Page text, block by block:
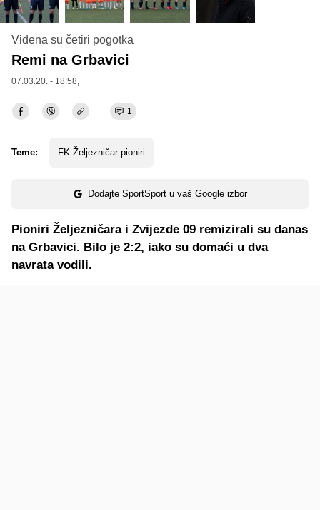
Viđena su četiri pogotka
Remi na Grbavici
07.03.20. - 18:58,
1
Teme: FK Željezničar pioniri
Dodajte SportSport u vaš Google izbor
Pioniri Željezničara i Zvijezde 09 remizirali su danas
na Grbavici. Bilo je 2:2, iako su domaći u dva
navrata vodili.